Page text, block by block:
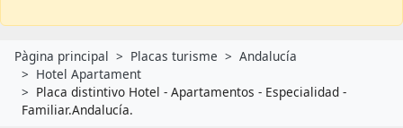
Pàgina principal Placas turisme
Andalucía
Hotel Apartament
Placa distintivo Hotel - Apartamentos - Especialidad -
Familiar.Andalucía.